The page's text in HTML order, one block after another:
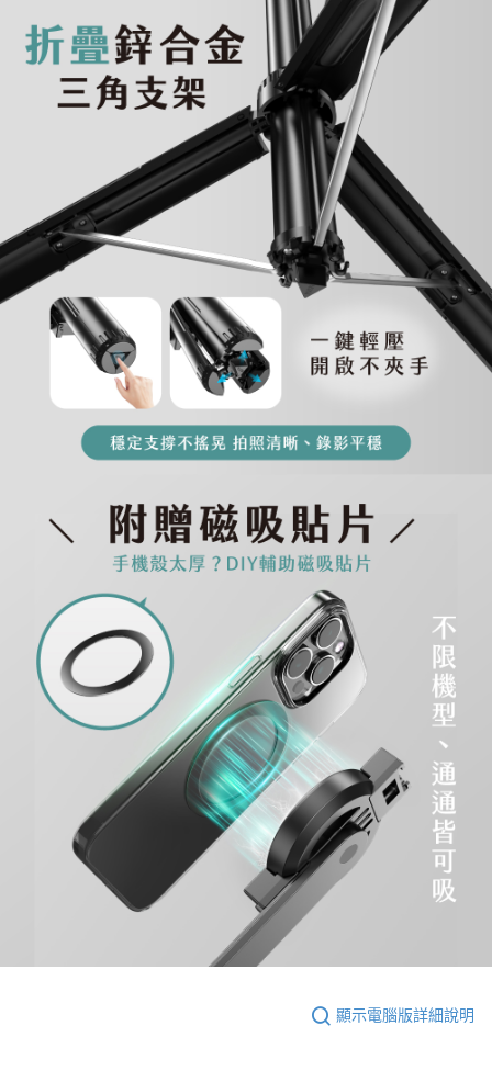
顯示電腦版詳細說明